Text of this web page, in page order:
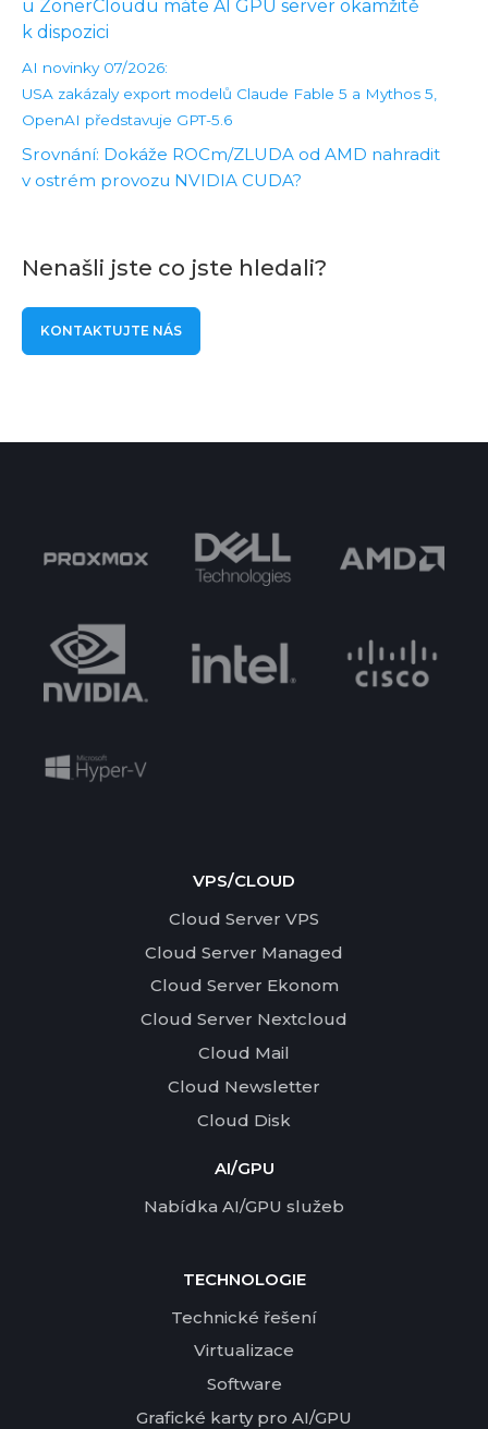
u ZonerCloudu máte AI GPU server okamžitě
k dispozici
AI novinky 07/2026:
USA zakázaly export modelů Claude Fable 5 a Mythos 5,
OpenAI představuje GPT-5.6
Srovnání: Dokáže ROCm/ZLUDA od AMD nahradit
v ostrém provozu NVIDIA CUDA?
Nenašli jste co jste hledali?
KONTAKTUJTE NÁS
VPS/CLOUD
Cloud Server VPS
Cloud Server Managed
Cloud Server Ekonom
Cloud Server Nextcloud
Cloud Mail
Cloud Newsletter
Cloud Disk
AI/GPU
Nabídka AI/GPU služeb
TECHNOLOGIE
Technické řešení
Virtualizace
Software
Grafické karty pro AI/GPU